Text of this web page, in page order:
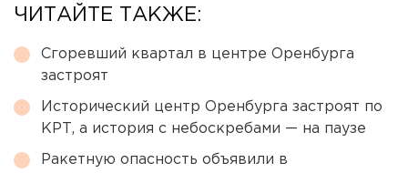
ЧИТАЙТЕ ТАКЖЕ:
Сгоревший квартал в центре Оренбурга
застроят
Исторический центр Оренбурга застроят по
КРТ, а история с небоскребами — на паузе
Ракетную опасность объявили в